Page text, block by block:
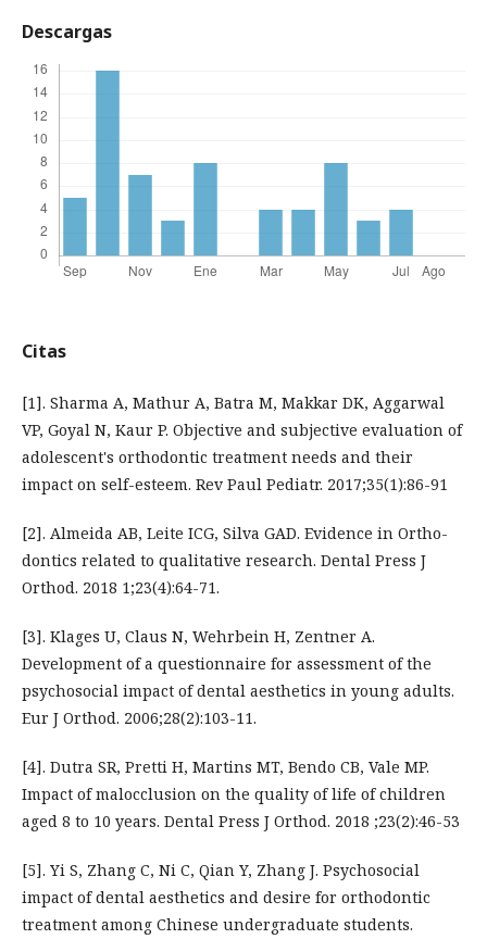
Descargas
Citas
[1]. Sharma A, Mathur A, Batra M, Makkar DK, Aggarwal
VP, Goyal N, Kaur P. Objective and subjective evaluation of
adolescent's orthodontic treatment needs and their
impact on self-esteem. Rev Paul Pediatr. 2017;35(1):86-91
[2]. Almeida AB, Leite ICG, Silva GAD. Evidence in Ortho-
dontics related to qualitative research. Dental Press J
Orthod. 2018 1;23(4):64-71.
[3]. Klages U, Claus N, Wehrbein H, Zentner A.
Development of a questionnaire for assessment of the
psychosocial impact of dental aesthetics in young adults.
Eur J Orthod. 2006;28(2):103-11.
[4]. Dutra SR, Pretti H, Martins MT, Bendo CB, Vale MP.
Impact of malocclusion on the quality of life of children
aged 8 to 10 years. Dental Press J Orthod. 2018 ;23(2):46-53
[5]. Yi S, Zhang C, Ni C, Qian Y, Zhang J. Psychosocial
impact of dental aesthetics and desire for orthodontic
treatment among Chinese undergraduate students.